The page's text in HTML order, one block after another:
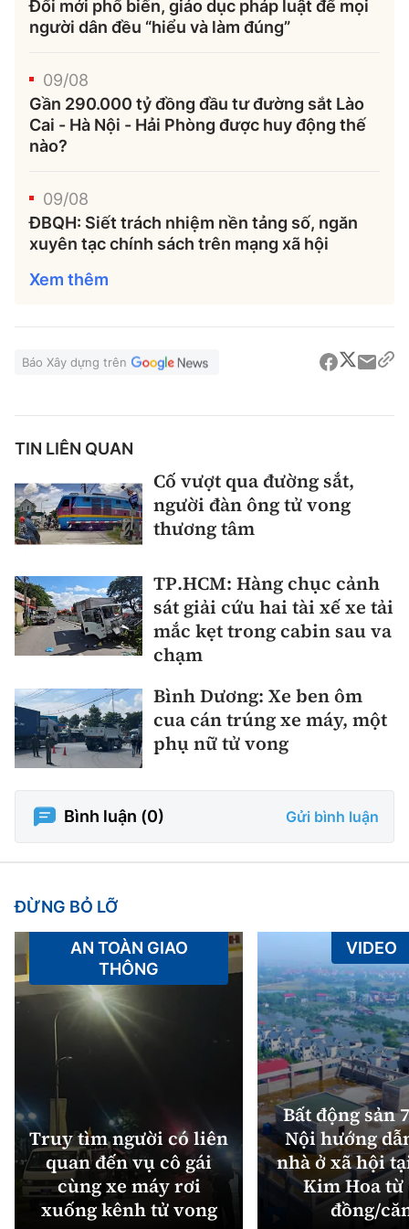
Đổi mới phổ biến, giáo dục pháp luật để mọi
người dân đều “hiểu và làm đúng”
09/08
Gần 290.000 tỷ đồng đầu tư đường sắt Lào
Cai - Hà Nội - Hải Phòng được huy động thế
nào?
09/08
ĐBQH: Siết trách nhiệm nền tảng số, ngăn
xuyên tạc chính sách trên mạng xã hội
Xem thêm
Báo Xây dựng trên
TIN LIÊN QUAN
Cố vượt qua đường sắt,
người đàn ông tử vong
thương tâm
TP.HCM: Hàng chục cảnh
sát giải cứu hai tài xế xe tải
mắc kẹt trong cabin sau va
chạm
Bình Dương: Xe ben ôm
cua cán trúng xe máy, một
phụ nữ tử vong
Bình luận (0) Gửi bình luận
ĐỪNG BỎ LỠ
Truy tìm người có liên
quan đến vụ cô gái
cùng xe máy rơi
xuống kênh tử vong
AN TOÀN GIAO
THÔNG
Bất động sản
Nội hướng
nhà ở xã hội
Kim Hoa từ
đồng/
VIDEO